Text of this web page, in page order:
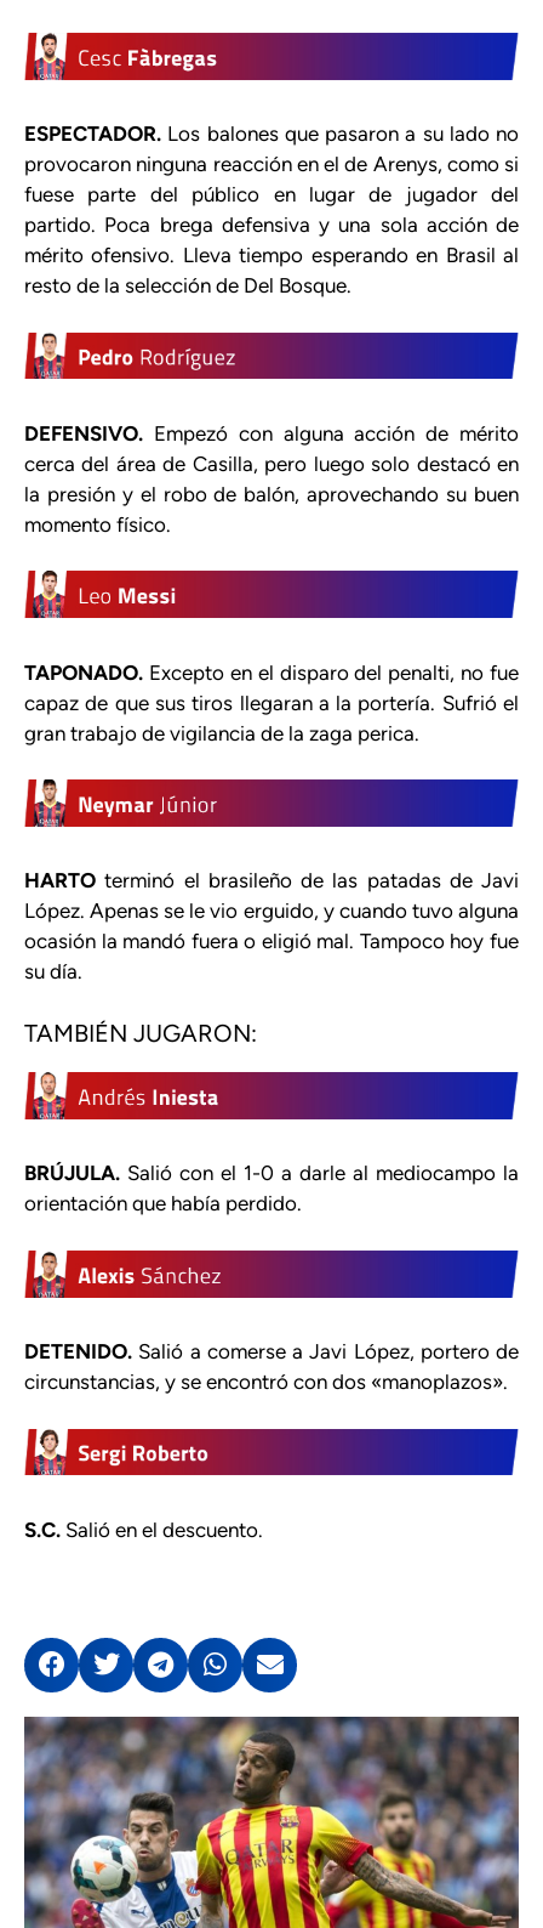
ESPECTADOR. Los balones que pasaron a su lado no
provocaron ninguna reacción en el de Arenys, como si
fuese parte del público en lugar de jugador del
partido. Poca brega defensiva y una sola acción de
mérito ofensivo. Lleva tiempo esperando en Brasil al
resto de la selección de Del Bosque.
DEFENSIVO. Empezó con alguna acción de mérito
cerca del área de Casilla, pero luego solo destacó en
la presión y el robo de balón, aprovechando su buen
momento físico.
TAPONADO. Excepto en el disparo del penalti, no fue
capaz de que sus tiros llegaran a la portería. Sufrió el
gran trabajo de vigilancia de la zaga perica.
HARTOterminó el brasileño de las patadas de Javi
López. Apenas se le vio erguido, y cuando tuvo alguna
ocasión la mandó fuera o eligió mal. Tampoco hoy fue
su día.
TAMBIÉN JUGARON:
BRÚJULA. Salió con el 1-0 a darle al mediocampo la
orientación que había perdido.
DETENIDO. Salió a comerse a Javi López, portero de
circunstancias, y se encontró con dos «manoplazos».
S.C. Salió en el descuento.